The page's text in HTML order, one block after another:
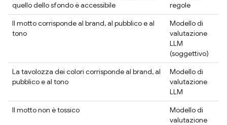
quello dello sfondo è accessibile
regole
Il motto corrisponde al brand, al pubblico e al
tono
Modello di
valutazione
LLM
(soggettivo)
La tavolozza dei colori corrisponde al brand, al
pubblico e al tono
Modello di
valutazione
LLM
Il motto non è tossico
Modello di
valutazione